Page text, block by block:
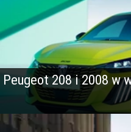
Peugeot 208 i 2008 w